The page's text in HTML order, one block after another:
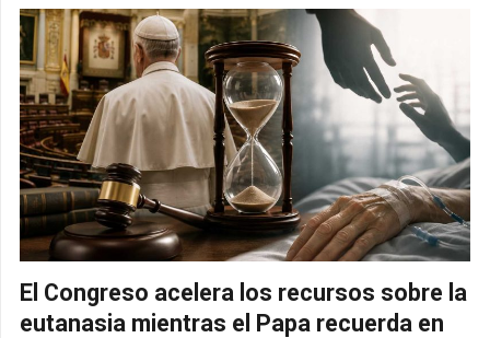
El Congreso acelera los recursos sobre la
eutanasia mientras el Papa recuerda en